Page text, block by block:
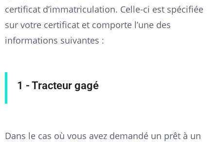
certificat d’immatriculation. Celle-ci est spécifiée
sur votre certificat et comporte l’une des
informations suivantes :
1 - Tracteur gagé
Dans le cas où vous avez demandé un prêt à un